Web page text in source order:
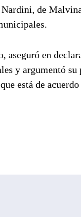
de
aseguró en
y argumentó
está de acuerdo